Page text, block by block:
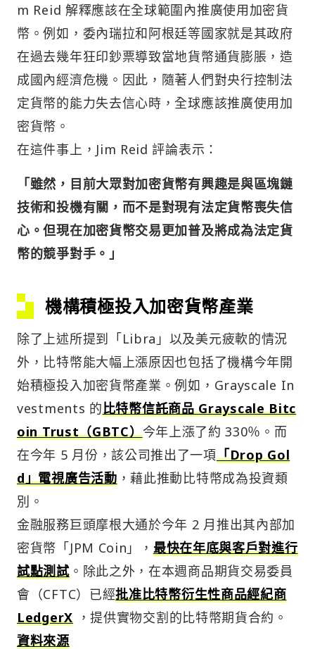
m Reid 解釋應該在全球範圍內推廣使用加密貨
幣。例如，委內瑞拉和阿根廷等國家就是其政府
在過去幾年狂印鈔票導致當地貨幣通貨膨脹，造
成國內經濟危機。因此，隨著人們對央行控制法
定貨幣的能力失去信心時，全球應該推廣使用加
密貨幣。
在這件事上，Jim Reid 評論表示：
「雖然，目前大眾對加密貨幣有興趣是與區塊鏈
技術和投機有關，而不是對現有法定貨幣喪失信
心。但現在加密貨幣交易更加普及將成為法定貨
幣的競爭對手。」
機構積極投入加密貨幣產業
除了上述所提到「Libra」以及美元疲軟的情況
外，比特幣能大幅上漲原因也包括了機構今年開
始積極投入加密貨幣產業。例如，Grayscale In
vestments 的比特幣信託商品 Grayscale Bitc
oin Trust（GBTC）今年上漲了約 330％。而
在今年 5 月份，該公司推出了一項「Drop Gol
d」電視廣告活動，藉此推動比特幣成為投資類
別。
金融服務巨頭摩根大通於今年 2 月推出其內部加
密貨幣「JPM Coin」， 最快在年底與客戶對進行
試點測試。除此之外，在本週商品期貨交易委員
會（CFTC）已經批准比特幣衍生性商品經紀商
LedgerX ，提供實物交割的比特幣期貨合約。
資料來源